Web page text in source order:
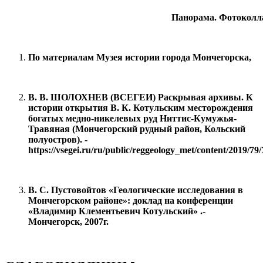
Панорама. Фотоколлаж А.
По материалам Музея истории города Мончегорска,
В. В. ШОЛОХНЕВ (ВСЕГЕИ) Раскрывая архивы. К
истории открытия В. К. Котульским месторождения
богатых медно-никелевых руд Ниттис-Кумужья-
Травяная (Мончегорский рудный район, Кольский
полуостров). -
https://vsegei.ru/ru/public/reggeology_met/content/2019/
В. С. Пустовойтов «Геологические исследования в
Мончегорском районе»: доклад на конференции
«Владимир Клементьевич Котульский» .-
Мончегорск, 2007г.